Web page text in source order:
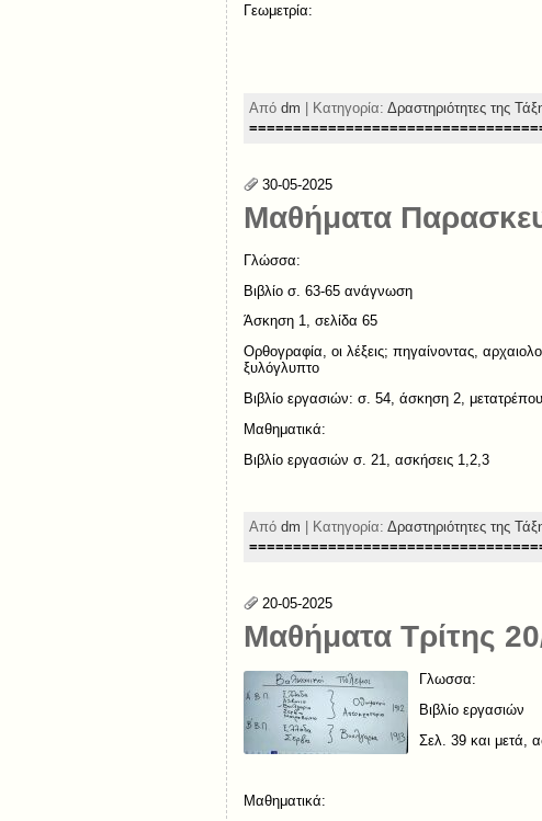
Γεωμετρία:
Από dm | Κατηγορία: Δραστηριότητες της
30-05-2025
Μαθήματα
Γλώσσα:
Βιβλίο σ. 63-65 ανάγνωση
Άσκηση 1, σελίδα 65
Ορθογραφία, οι λέξεις; πηγαίνοντας,
ξυλόγλυπτο
Βιβλίο εργασιών: σ. 54, άσκηση 2,
Μαθηματικά:
Βιβλίο εργασιών σ. 21, ασκήσεις 1,2,3
Από dm | Κατηγορία: Δραστηριότητες της
20-05-2025
Μαθήματα Τρίτης
Γλωσσα:
Βιβλίο εργασιών
Σελ. 39 και μετά,
Μαθηματικά: